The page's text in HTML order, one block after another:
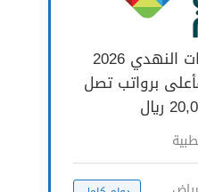
وظائف صيدليات النهدي 2026
برواتب تصل